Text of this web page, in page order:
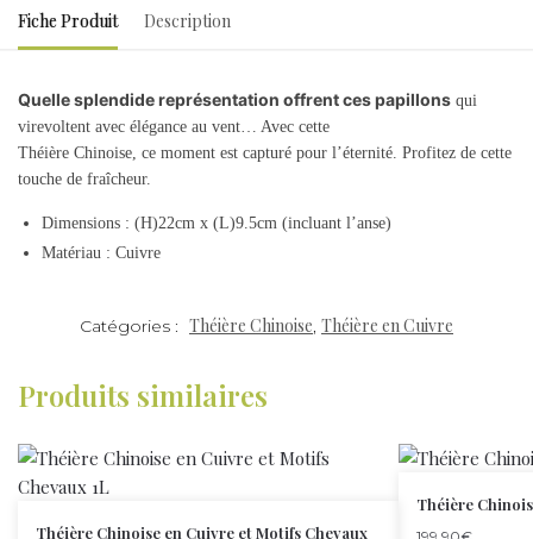
Fiche Produit Description
Quelle splendide représentation offrent ces papillons qui
virevoltent avec élégance au vent… Avec cette
Théière Chinoise, ce moment est capturé pour l’éternité. Profitez de cette
touche de fraîcheur.
Dimensions : (H)22cm x (L)9.5cm (incluant l’anse)
Matériau : Cuivre
Catégories : Théière Chinoise, Théière en Cuivre
Produits similaires
Théière Chinoise en Cuivre et Motifs Chevaux
Théière